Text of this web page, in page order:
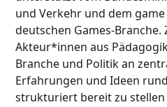
und Verkehr und dem
deutschen Games-Branche.
Akteur*innen aus
Branche und Politik an
Erfahrungen und Ideen
strukturiert bereit zu stellen